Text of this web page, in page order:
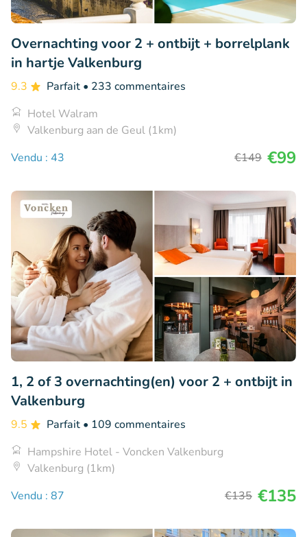
Overnachting voor 2 + ontbijt + borrelplank
in hartje Valkenburg
9.3 Parfait • 233 commentaires
Hotel Walram
Valkenburg aan de Geul (1km)
Vendu : 43
€149 €99
1, 2 of 3 overnachting(en) voor 2 + ontbijt in
Valkenburg
9.5 Parfait • 109 commentaires
Hampshire Hotel - Voncken Valkenburg
Valkenburg (1km)
Vendu : 87
€135 €135